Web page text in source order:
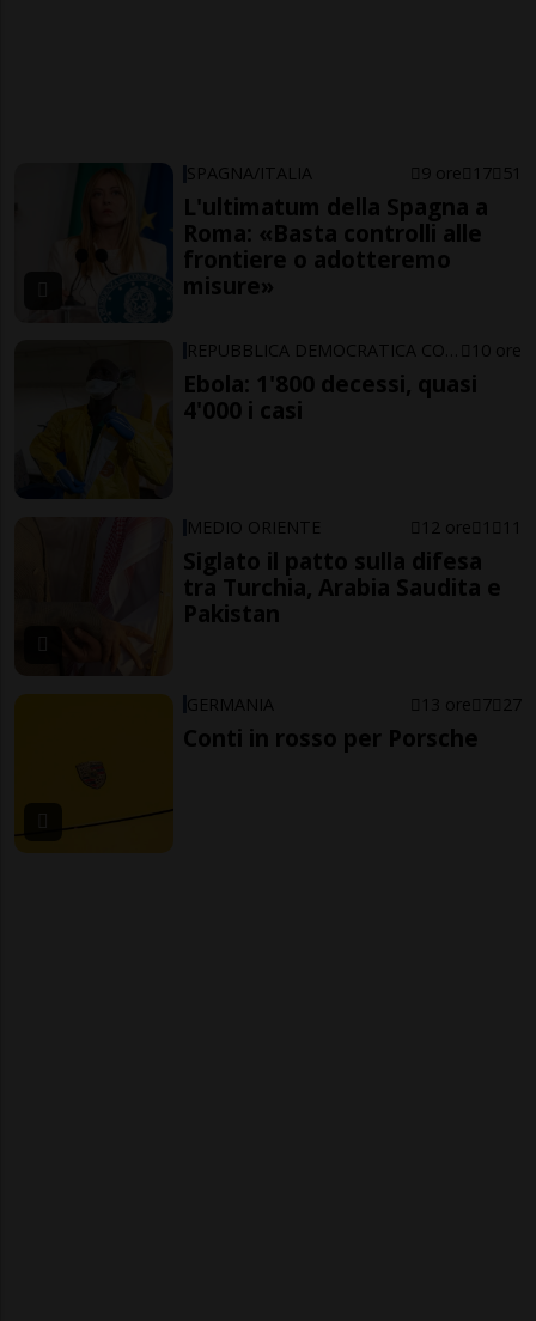
SPAGNA/ITALIA 9 ore 17 51
L'ultimatum della Spagna a
Roma: «Basta controlli alle
frontiere o adotteremo
misure»
10 ore
Ebola: 1'800 decessi, quasi
4'000 i casi
MEDIO ORIENTE 12 ore 1 11
Siglato il patto sulla difesa
tra Turchia, Arabia Saudita e
Pakistan
GERMANIA 13 ore 7 27
Conti in rosso per Porsche